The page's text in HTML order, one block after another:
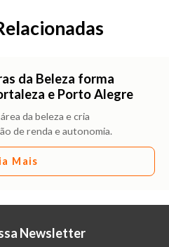
da Beleza forma
e Porto Alegre
da beleza e cria
de renda e autonomia.
Mais
Newsletter